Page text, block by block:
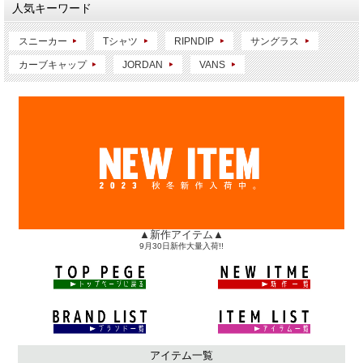
人気キーワード
スニーカー Tシャツ RIPNDIP サングラス
カーブキャップ JORDAN VANS
▲新作アイテム▲
9月30日新作大量入荷!!
アイテム一覧